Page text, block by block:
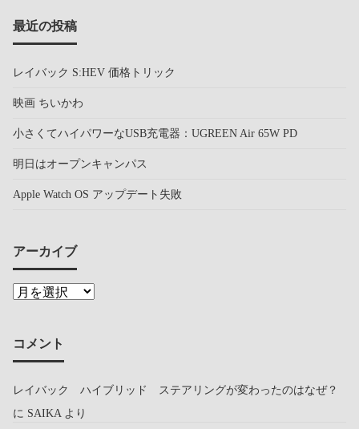
最近の投稿
レイバック S:HEV 価格トリック
映画 ちいかわ
小さくてハイパワーなUSB充電器：UGREEN Air 65W PD
明日はオープンキャンパス
Apple Watch OS アップデート失敗
アーカイブ
コメント
レイバック ハイブリッド ステアリングが変わったのはなぜ？
に SAIKA より